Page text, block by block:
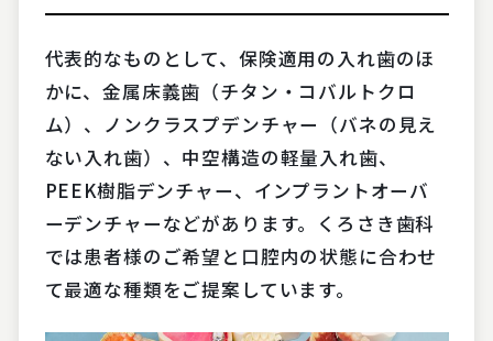
代表的なものとして、保険適用の入れ歯のほ
かに、金属床義歯（チタン・コバルトクロ
ム）、ノンクラスプデンチャー（バネの見え
ない入れ歯）、中空構造の軽量入れ歯、
PEEK樹脂デンチャー、インプラントオーバ
ーデンチャーなどがあります。くろさき歯科
では患者様のご希望と口腔内の状態に合わせ
て最適な種類をご提案しています。